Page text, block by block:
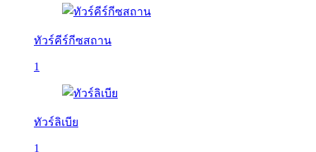
ทัวร์คีร์กีซสถาน
1
ทัวร์ลิเบีย
1